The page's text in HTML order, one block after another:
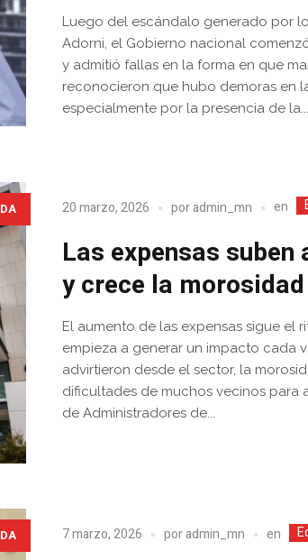
Luego del escándalo generado por
Adorni, el Gobierno nacional
y admitió fallas en la forma en que
reconocieron que hubo demoras en
especialmente por la presencia de la...
20 marzo, 2026 poradmin_mn en
Las expensas
y crece la
El aumento de las expensas sigue el
empieza a generar un impacto cada
advirtieron desde el sector, la
dificultades de muchos vecinos para
de Administradores de...
7 marzo, 2026 poradmin_mn en